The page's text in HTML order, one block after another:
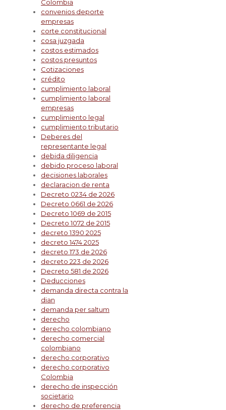
Colombia
convenios deporte
empresas
corte constitucional
cosa juzgada
costos estimados
costos presuntos
Cotizaciones
crédito
cumplimiento laboral
cumplimiento laboral
empresas
cumplimiento legal
cumplimiento tributario
Deberes del
representante legal
debida diligencia
debido proceso laboral
decisiones laborales
declaracion de renta
Decreto 0234 de 2026
Decreto 0661 de 2026
Decreto 1069 de 2015
Decreto 1072 de 2015
decreto 1390 2025
decreto 1474 2025
decreto 173 de 2026
decreto 223 de 2026
Decreto 581 de 2026
Deducciones
demanda directa contra la
dian
demanda per saltum
derecho
derecho colombiano
derecho comercial
colombiano
derecho corporativo
derecho corporativo
Colombia
derecho de inspección
societario
derecho de preferencia